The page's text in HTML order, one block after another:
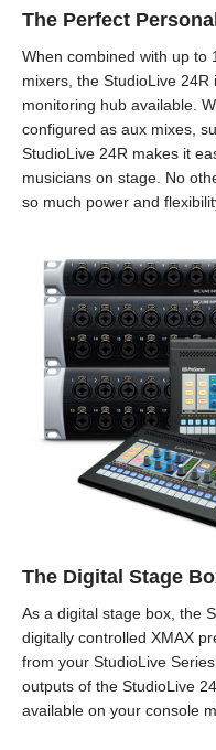
The Perfect
When combined with up to
mixers, the StudioLive
monitoring hub available.
configured as aux mixes,
StudioLive 24R makes it
musicians on stage. No
so much power and
The Digital Stage
As a digital stage box, the
digitally controlled XMAX
from your StudioLive
outputs of the StudioLive
available on your console